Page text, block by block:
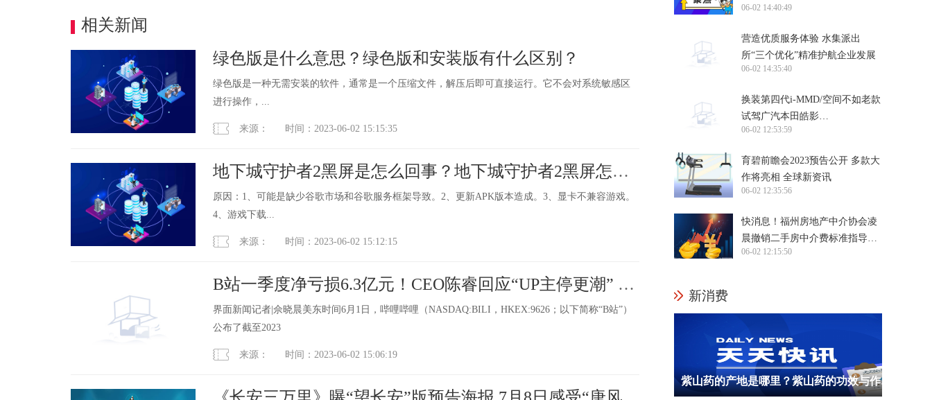
相关新闻
绿色版是什么意思？绿色版和安装版有什么区别？
绿色版是一种无需安装的软件，通常是一个压缩文件，解压后即可直接运行。它不会对系统敏感区
进行操作，...
来源： 时间：2023-06-02 15:15:35
地下城守护者2黑屏是怎么回事？地下城守护者2黑屏怎么
办？
原因：1、可能是缺少谷歌市场和谷歌服务框架导致。2、更新APK版本造成。3、显卡不兼容游戏。
4、游戏下载...
来源： 时间：2023-06-02 15:12:15
B站一季度净亏损6.3亿元！CEO陈睿回应“UP主停更潮” 世
界看热讯
界面新闻记者|佘晓晨美东时间6月1日，哔哩哔哩（NASDAQ:BILI，HKEX:9626；以下简称“B站”）
公布了截至2023
来源： 时间：2023-06-02 15:06:19
06-02 14:40:49
营造优质服务体验 水集派出
所“三个优化”精准护航企业发展
06-02 14:35:40
换装第四代i-MMD/空间不如老款
试驾广汽本田皓影
e:HEV/e:PHEV_天天微资讯
06-02 12:53:59
育碧前瞻会2023预告公开 多款大
作将亮相 全球新资讯
06-02 12:35:56
快消息！福州房地产中介协会凌
晨撤销二手房中介费标准指导意
见：对政策精神领会不透
06-02 12:15:50
新消费
紫山药的产地是哪里？紫山药的功效与作用是什么？